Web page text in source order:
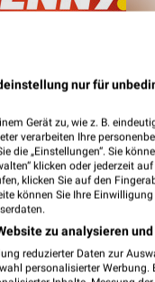
7,8
nur für
Gerät zu, wie z. B.
verarbeiten Ihre
die „Einstellungen“. Sie
klicken oder jederzeit
klicken Sie auf den
können Sie Ihre
zu analysieren
reduzierter Daten zur
personalisierter Werbung.